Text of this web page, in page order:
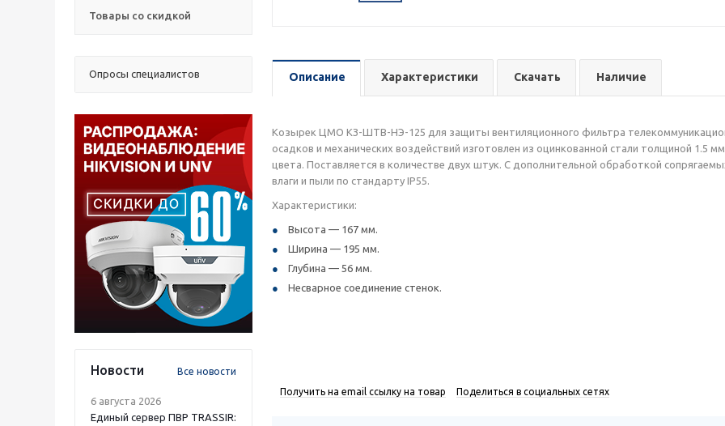
Товары со скидкой
Опросы специалистов
Новости Все новости
6 августа 2026
Единый сервер ПВР TRASSIR:
Описание Характеристики Скачать Наличие
Козырек ЦМО КЗ-ШТВ-НЭ-125 для защиты вентиляционного фильтра
осадков и механических воздействий изготовлен из оцинкованной стали толщиной 1.5
цвета. Поставляется в количестве двух штук. С дополнительной обработкой
влаги и пыли по стандарту IP55.
Характеристики:
Высота — 167 мм.
Ширина — 195 мм.
Глубина — 56 мм.
Несварное соединение стенок.
Получить на email ссылку на товар Поделиться в социальных сетях